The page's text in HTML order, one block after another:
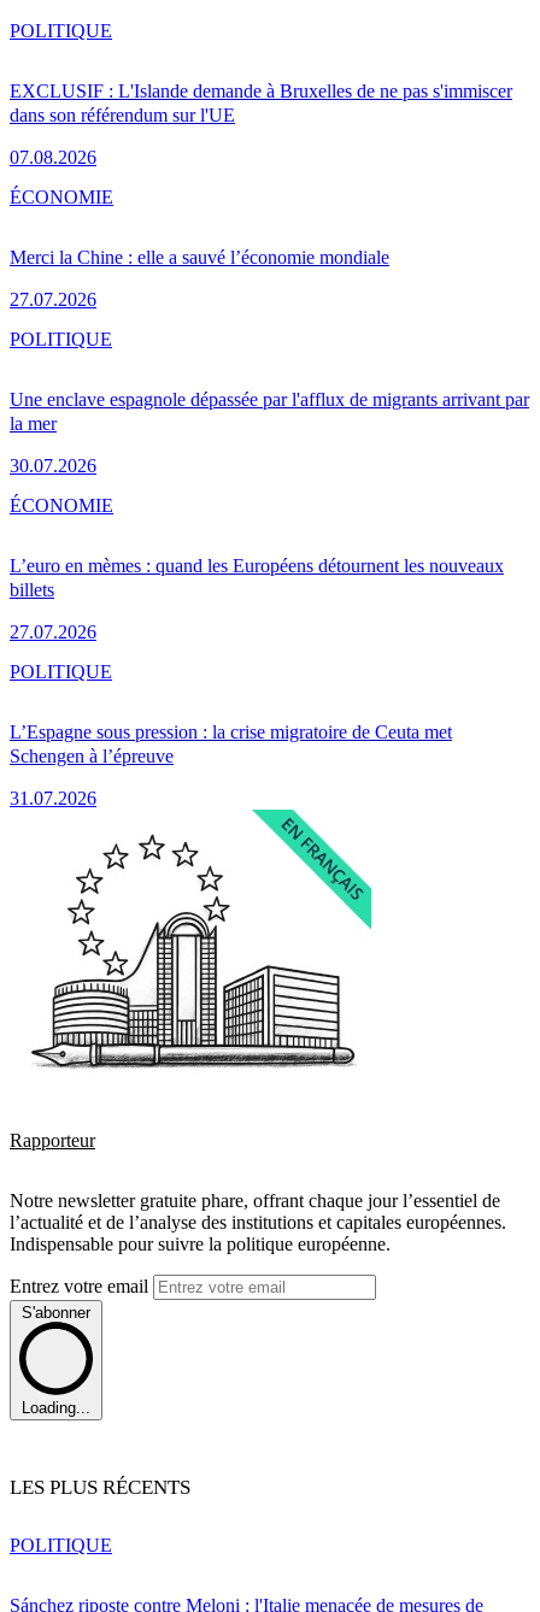
EXCLUSIF : L'Islande demande à Bruxelles de ne pas s'immiscer
dans son référendum sur l'UE
07.08.2026
POLITIQUE
Merci la Chine : elle a sauvé l’économie mondiale
27.07.2026
ÉCONOMIE
Une enclave espagnole dépassée par l'afflux de migrants arrivant par
la mer
30.07.2026
POLITIQUE
L’euro en mèmes : quand les Européens détournent les nouveaux
billets
27.07.2026
ÉCONOMIE
L’Espagne sous pression : la crise migratoire de Ceuta met
Schengen à l’épreuve
31.07.2026
POLITIQUE
Rapporteur
Notre newsletter gratuite phare, offrant chaque jour l’essentiel de
l’actualité et de l’analyse des institutions et capitales européennes.
Indispensable pour suivre la politique européenne.
Entrez votre email
S'abonner
Loading...
LES PLUS RÉCENTS
Sánchez riposte contre Meloni : l'Italie menacée de mesures de
POLITIQUE